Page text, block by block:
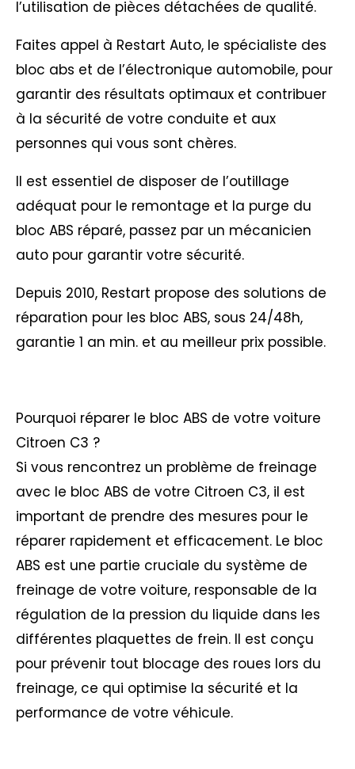
l’utilisation de pièces détachées de qualité.
Faites appel à Restart Auto, le spécialiste des
bloc abs et de l’électronique automobile, pour
garantir des résultats optimaux et contribuer
à la sécurité de votre conduite et aux
personnes qui vous sont chères.
Il est essentiel de disposer de l’outillage
adéquat pour le remontage et la purge du
bloc ABS réparé, passez par un mécanicien
auto pour garantir votre sécurité.
Depuis 2010, Restart propose des solutions de
réparation pour les bloc ABS, sous 24/48h,
garantie 1 an min. et au meilleur prix possible.
Pourquoi réparer le bloc ABS de votre voiture
Citroen C3 ?
Si vous rencontrez un problème de freinage
avec le bloc ABS de votre Citroen C3, il est
important de prendre des mesures pour le
réparer rapidement et efficacement. Le bloc
ABS est une partie cruciale du système de
freinage de votre voiture, responsable de la
régulation de la pression du liquide dans les
différentes plaquettes de frein. Il est conçu
pour prévenir tout blocage des roues lors du
freinage, ce qui optimise la sécurité et la
performance de votre véhicule.